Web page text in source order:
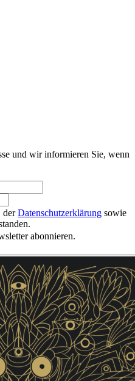
und wir informieren Sie, wenn
derDatenschutzerklärung sowie
abonnieren.